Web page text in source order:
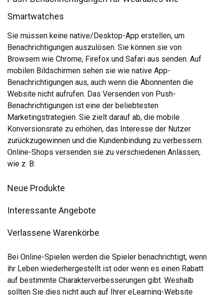
Smartwatches
Sie müssen keine native/Desktop-App erstellen, um
Benachrichtigungen auszulösen. Sie können sie von
Browsern wie Chrome, Firefox und Safari aus senden. Auf
mobilen Bildschirmen sehen sie wie native App-
Benachrichtigungen aus, auch wenn die Abonnenten die
Website nicht aufrufen. Das Versenden von Push-
Benachrichtigungen ist eine der beliebtesten
Marketingstrategien. Sie zielt darauf ab, die mobile
Konversionsrate zu erhöhen, das Interesse der Nutzer
zurückzugewinnen und die Kundenbindung zu verbessern.
Online-Shops versenden sie zu verschiedenen Anlässen,
wie z. B:
Neue Produkte
Interessante Angebote
Verlassene Warenkörbe
Bei Online-Spielen werden die Spieler benachrichtigt, wenn
ihr Leben wiederhergestellt ist oder wenn es einen Rabatt
auf bestimmte Charakterverbesserungen gibt. Weshalb
sollten Sie dies nicht auch auf Ihrer eLearning-Website